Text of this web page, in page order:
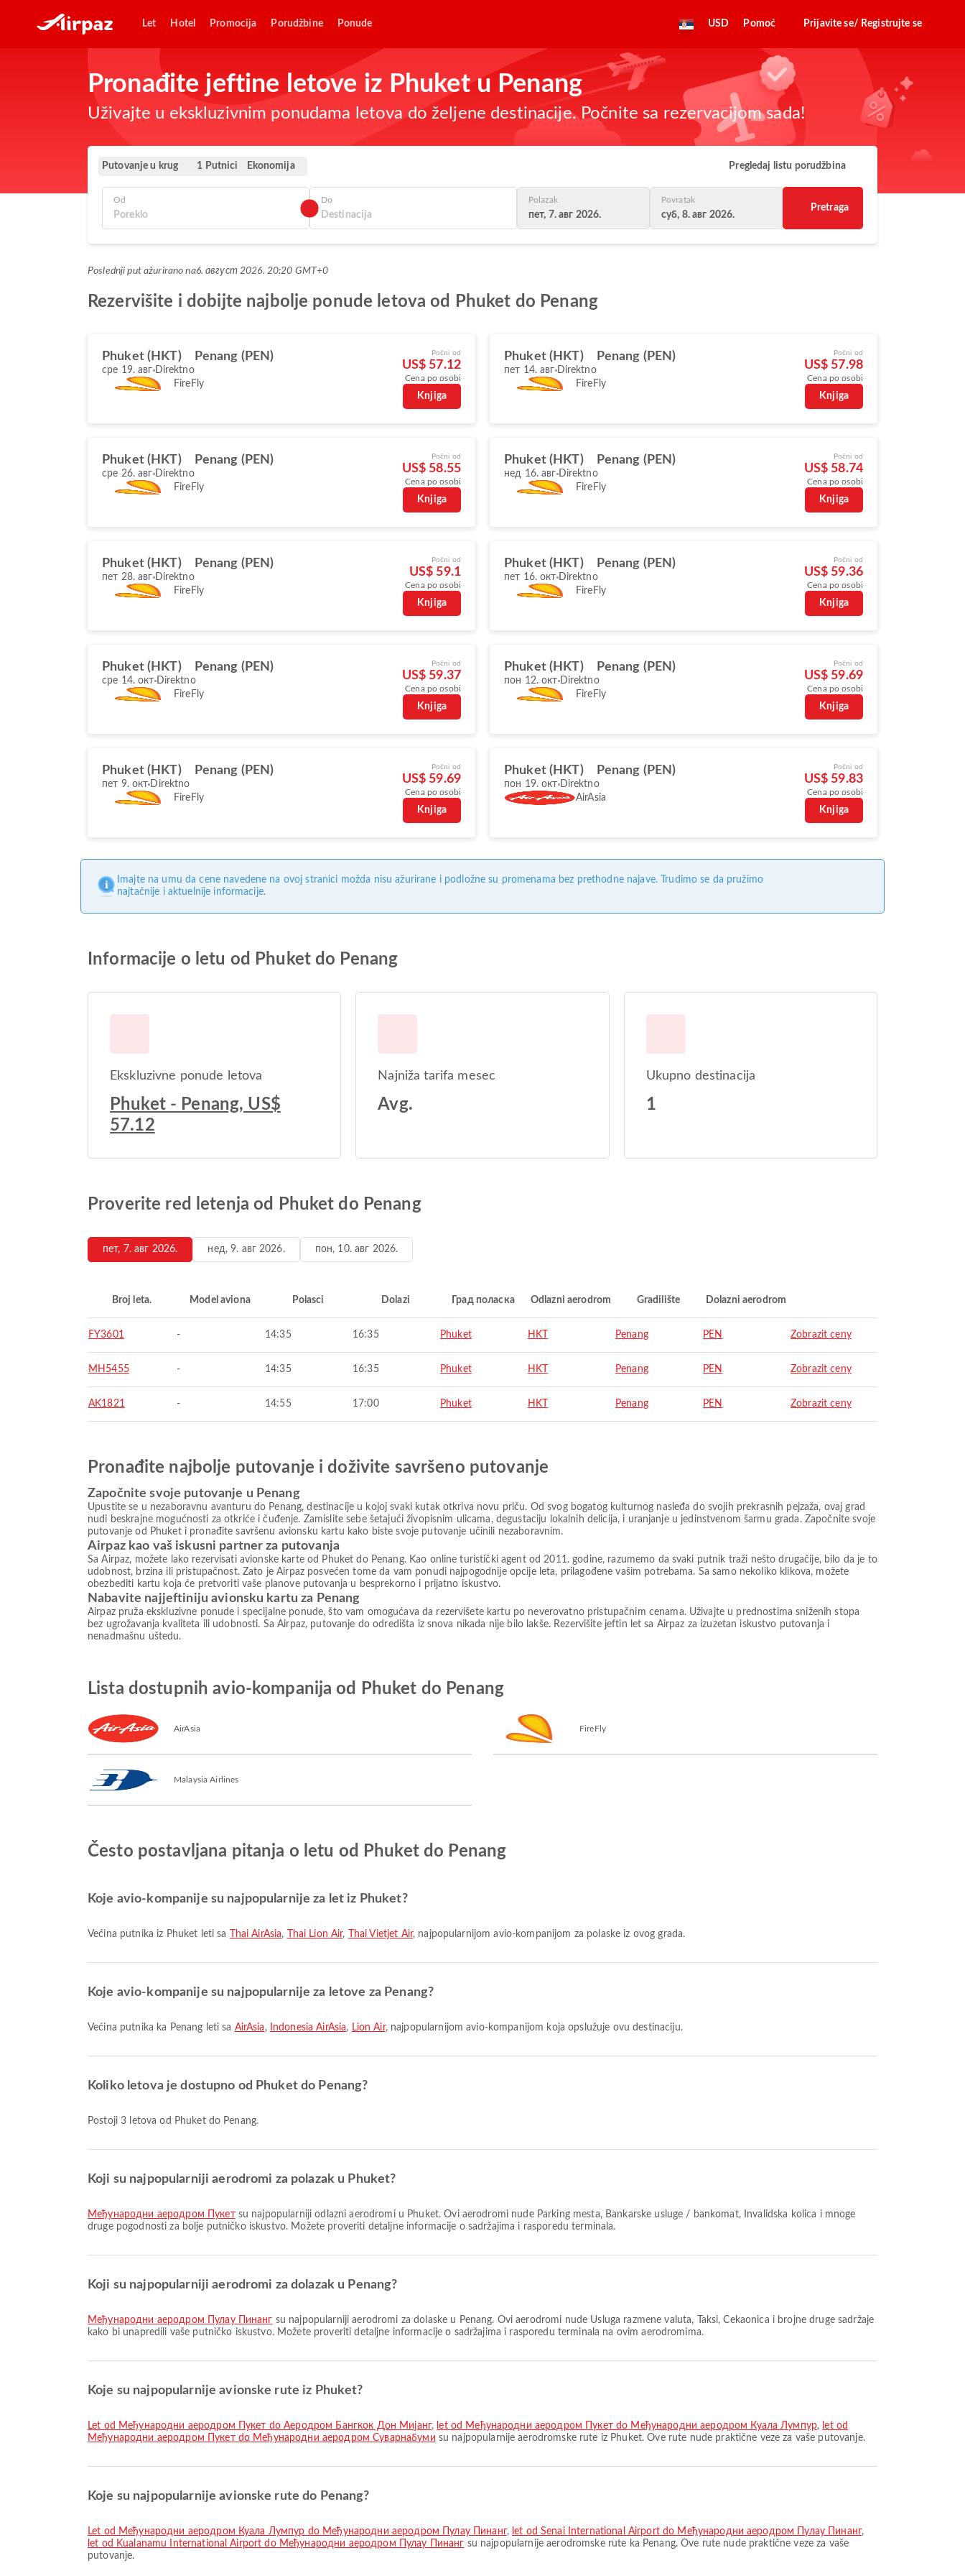
Let Hotel Promocija Porudžbine Ponude USD Pomoć Prijavite se/ Registrujte se
Pronađite jeftine letove iz Phuket u Penang
Uživajte u ekskluzivnim ponudama letova do željene destinacije. Počnite sa rezervacijom sada!
Putovanje u krug 1 Putnici Ekonomija Pregledaj listu porudžbina
Od Do Polazak
пет, 7. авг 2026.
Povratak
суб, 8. авг 2026.
Pretraga
Poslednji put ažurirano na6. август 2026. 20:20 GMT+0
Rezervišite i dobijte najbolje ponude letova od Phuket do Penang
Phuket (HKT) Penang (PEN)
сре 19. авг Direktno
FireFly
Počni od
US$ 57.12
Cena po osobi
Knjiga
Phuket (HKT) Penang (PEN)
пет 14. авг Direktno
FireFly
Počni od
US$ 57.98
Cena po osobi
Knjiga
Phuket (HKT) Penang (PEN)
сре 26. авг Direktno
FireFly
Počni od
US$ 58.55
Cena po osobi
Knjiga
Phuket (HKT) Penang (PEN)
нед 16. авг Direktno
FireFly
Počni od
US$ 58.74
Cena po osobi
Knjiga
Phuket (HKT) Penang (PEN)
пет 28. авг Direktno
FireFly
Počni od
US$ 59.1
Cena po osobi
Knjiga
Phuket (HKT) Penang (PEN)
пет 16. окт Direktno
FireFly
Počni od
US$ 59.36
Cena po osobi
Knjiga
Phuket (HKT) Penang (PEN)
сре 14. окт Direktno
FireFly
Počni od
US$ 59.37
Cena po osobi
Knjiga
Phuket (HKT) Penang (PEN)
пон 12. окт Direktno
FireFly
Počni od
US$ 59.69
Cena po osobi
Knjiga
Phuket (HKT) Penang (PEN)
пет 9. окт Direktno
FireFly
Počni od
US$ 59.69
Cena po osobi
Knjiga
Phuket (HKT) Penang (PEN)
пон 19. окт Direktno
AirAsia
Počni od
US$ 59.83
Cena po osobi
Knjiga
Imajte na umu da cene navedene na ovoj stranici možda nisu ažurirane i podložne su promenama bez prethodne najave. Trudimo se da pružimo
najtačnije i aktuelnije informacije.
Informacije o letu od Phuket do Penang
Ekskluzivne ponude letova
Phuket - Penang, US$
57.12
Najniža tarifa mesec
Avg.
Ukupno destinacija
1
Proverite red letenja od Phuket do Penang
пет, 7. авг 2026. нед, 9. авг 2026. пон, 10. авг 2026.
Broj leta. Model aviona Polasci Dolazi Град поласка Odlazni aerodrom Gradilište Dolazni aerodrom
FY3601 - 14:35 16:35 Phuket HKT Penang PEN Zobrazit ceny
MH5455 - 14:35 16:35 Phuket HKT Penang PEN Zobrazit ceny
AK1821 - 14:55 17:00 Phuket HKT Penang PEN Zobrazit ceny
Pronađite najbolje putovanje i doživite savršeno putovanje
Započnite svoje putovanje u Penang
Upustite se u nezaboravnu avanturu do Penang, destinacije u kojoj svaki kutak otkriva novu priču. Od svog bogatog kulturnog nasleđa do svojih prekrasnih pejzaža, ovaj grad
nudi beskrajne mogućnosti za otkriće i čuđenje. Zamislite sebe šetajući živopisnim ulicama, degustaciju lokalnih delicija, i uranjanje u jedinstvenom šarmu grada. Započnite svoje
putovanje od Phuket i pronađite savršenu avionsku kartu kako biste svoje putovanje učinili nezaboravnim.
Airpaz kao vaš iskusni partner za putovanja
Sa Airpaz, možete lako rezervisati avionske karte od Phuket do Penang. Kao online turistički agent od 2011. godine, razumemo da svaki putnik traži nešto drugačije, bilo da je to
udobnost, brzina ili pristupačnost. Zato je Airpaz posvećen tome da vam ponudi najpogodnije opcije leta, prilagođene vašim potrebama. Sa samo nekoliko klikova, možete
obezbediti kartu koja će pretvoriti vaše planove putovanja u besprekorno i prijatno iskustvo.
Nabavite najjeftiniju avionsku kartu za Penang
Airpaz pruža ekskluzivne ponude i specijalne ponude, što vam omogućava da rezervišete kartu po neverovatno pristupačnim cenama. Uživajte u prednostima sniženih stopa
bez ugrožavanja kvaliteta ili udobnosti. Sa Airpaz, putovanje do odredišta iz snova nikada nije bilo lakše. Rezervišite jeftin let sa Airpaz za izuzetan iskustvo putovanja i
nenadmašnu uštedu.
Lista dostupnih avio-kompanija od Phuket do Penang
AirAsia FireFly
Malaysia Airlines
Često postavljana pitanja o letu od Phuket do Penang
Koje avio-kompanije su najpopularnije za let iz Phuket?
Većina putnika iz Phuket leti sa Thai AirAsia, Thai Lion Air, Thai Vietjet Air, najpopularnijom avio-kompanijom za polaske iz ovog grada.
Koje avio-kompanije su najpopularnije za letove za Penang?
Većina putnika ka Penang leti sa AirAsia , Indonesia AirAsia, Lion Air, najpopularnijom avio-kompanijom koja opslužuje ovu destinaciju.
Koliko letova je dostupno od Phuket do Penang?
Postoji 3 letova od Phuket do Penang.
Koji su najpopularniji aerodromi za polazak u Phuket?
Међународни аеродром Пукетsu najpopularniji odlazni aerodromi u Phuket. Ovi aerodromi nude Parking mesta, Bankarske usluge / bankomat, Invalidska kolica i mnoge
druge pogodnosti za bolje putničko iskustvo. Možete proveriti detaljne informacije o sadržajima i rasporedu terminala.
Koji su najpopularniji aerodromi za dolazak u Penang?
Међународни аеродром Пулау Пинанг su najpopularniji aerodromi za dolaske u Penang. Ovi aerodromi nude Usluga razmene valuta, Taksi, Čekaonica i brojne druge sadržaje
kako bi unapredili vaše putničko iskustvo. Možete proveriti detaljne informacije o sadržajima i rasporedu terminala na ovim aerodromima.
Koje su najpopularnije avionske rute iz Phuket?
let od Међународни аеродром Пукет do Аеродром Бангкок Дон Мијанг, let od Међународни аеродром Пукет do Међународни аеродром Куала Лумпур, let od
Међународни аеродром Пукет do Међународни аеродром Суварнабуми su najpopularnije aerodromske rute iz Phuket. Ove rute nude praktične veze za vaše putovanje.
Koje su najpopularnije avionske rute do Penang?
let od Међународни аеродром Куала Лумпур do Међународни аеродром Пулау Пинанг, let od Senai International Airport do Међународни аеродром Пулау Пинанг,
let od Kualanamu International Airport do Међународни аеродром Пулау Пинанг su najpopularnije aerodromske rute ka Penang. Ove rute nude praktične veze za vaše
putovanje.